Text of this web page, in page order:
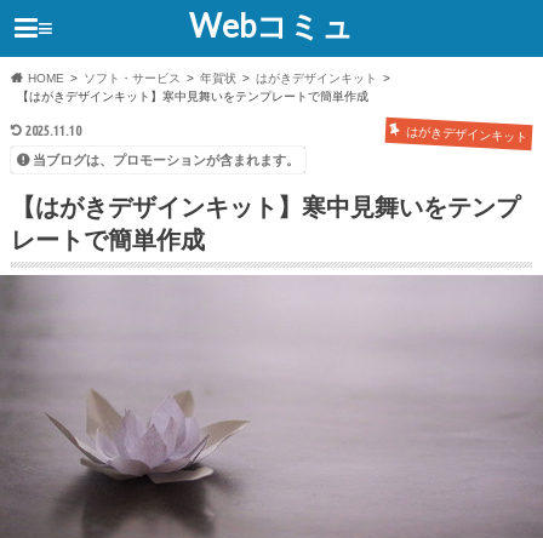
Webコミュ
≡
HOME ソフト・サービス 年賀状
はがきデザインキット
【はがきデザインキット】寒中見舞いをテンプレートで簡単作成
2025.11.10 はがきデザインキット
当ブログは、プロモーションが含まれます。
【はがきデザインキット】寒中見舞いをテンプ
レートで簡単作成